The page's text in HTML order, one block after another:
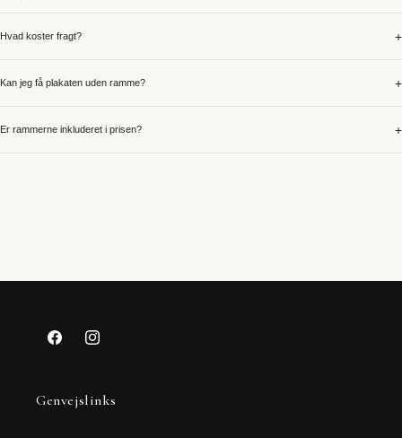
Hvad koster fragt? +
Kan jeg få plakaten uden ramme? +
Er rammerne inkluderet i prisen? +
FacebookInstagram
Genvejslinks